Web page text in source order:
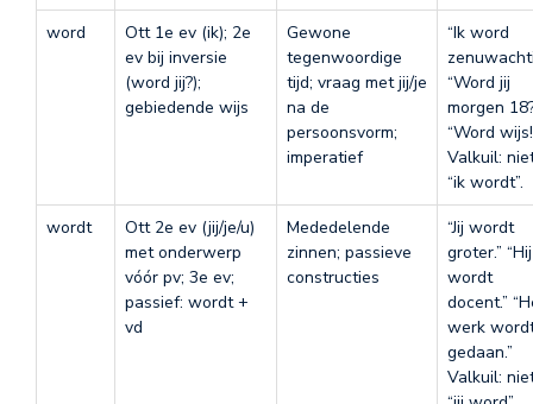
word
Ott 1e ev (ik); 2e
ev bij inversie
(word jij?);
gebiedende wijs
Gewone
tegenwoordige
tijd; vraag met jij/je
na de
persoonsvorm;
imperatief
“Ik word
“Word jij
morgen
“Word
Valkuil:
“ik wordt”.
wordt
Ott 2e ev (jij/je/u)
met onderwerp
vóór pv; 3e ev;
passief: wordt +
vd
Mededelende
zinnen; passieve
constructies
“Jij wordt
groter.” “Hij
wordt
docent.”
werk
gedaan.”
Valkuil: